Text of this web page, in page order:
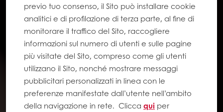
previo tuo consenso, il Sito può installare cookie
analitici e di profilazione di terza parte, al fine di
monitorare il traffico del Sito, raccogliere
informazioni sul numero di utenti e sulle pagine
più visitate del Sito, compreso come gli utenti
utilizzano il Sito, nonché mostrare messaggi
pubblicitari personalizzati in linea con le
preferenze manifestate dall’utente nell’ambito
della navigazione in rete. Clicca qui per